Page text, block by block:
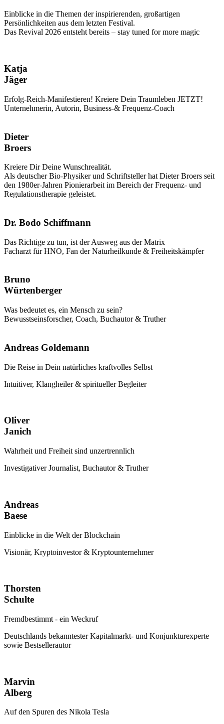
Einblicke in die Themen der inspirierenden, großartigen
Persönlichkeiten aus dem letzten Festival.
Das Revival 2026 entsteht bereits – stay tuned for more magic
Katja
Jäger
Erfolg-Reich-Manifestieren! Kreiere Dein Traumleben JETZT!
Unternehmerin, Autorin, Business-& Frequenz-Coach
Dieter
Broers
Kreiere Dir Deine Wunschrealität.
Als deutscher Bio-Physiker und Schriftsteller hat Dieter Broers seit
den 1980er-Jahren Pionierarbeit im Bereich der Frequenz- und
Regulationstherapie geleistet.
Dr. Bodo Schiffmann
Das Richtige zu tun, ist der Ausweg aus der Matrix
Facharzt für HNO, Fan der Naturheilkunde & Freiheitskämpfer
Bruno
Würtenberger
Was bedeutet es, ein Mensch zu sein?
Bewusstseinsforscher, Coach, Buchautor & Truther
Andreas Goldemann
Die Reise in Dein natürliches kraftvolles Selbst
Intuitiver, Klangheiler & spiritueller Begleiter
Oliver
Janich
Wahrheit und Freiheit sind unzertrennlich
Investigativer Journalist, Buchautor & Truther
Andreas
Baese
Einblicke in die Welt der Blockchain
Visionär, Kryptoinvestor & Kryptounternehmer
Thorsten
Schulte
Fremdbestimmt - ein Weckruf
Deutschlands bekanntester Kapitalmarkt- und Konjunkturexperte
sowie Bestsellerautor
Marvin
Alberg
Auf den Spuren des Nikola Tesla